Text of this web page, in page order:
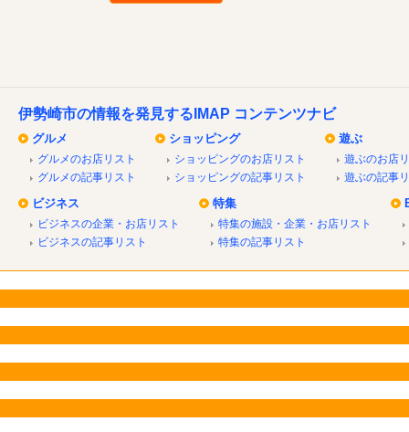
伊勢崎市の情報を発見するIMAP コンテンツナビ
グルメ
グルメのお店リスト
グルメの記事リスト
ショッピング
ショッピングのお店リスト
ショッピングの記事リスト
遊ぶ
遊ぶのお店
遊ぶの記事
ビジネス
ビジネスの企業・お店リスト
ビジネスの記事リスト
特集
特集の施設・企業・お店リスト
特集の記事リスト